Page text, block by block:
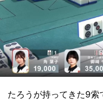
たろうが持ってきた9索